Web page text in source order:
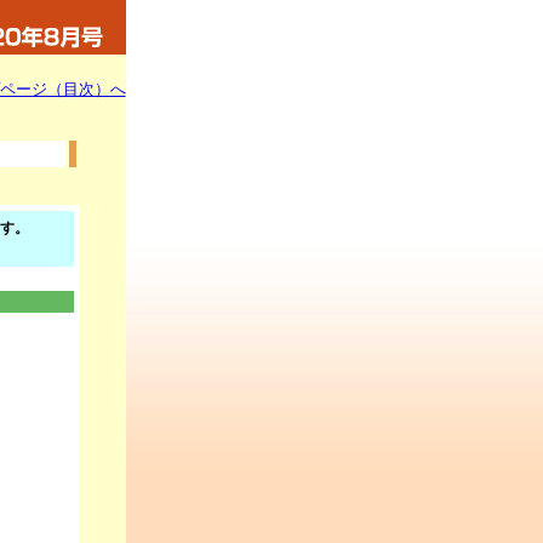
ージ（目次）へ
。